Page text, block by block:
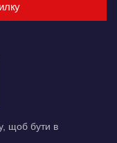
щоб бути в